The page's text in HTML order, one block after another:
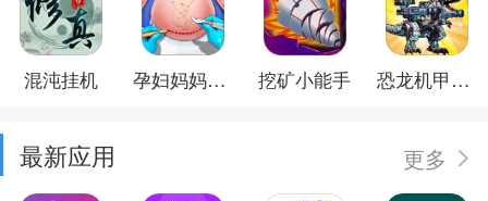
混沌挂机 孕妇妈妈日记 挖矿小能手 恐龙机甲射手
最新应用 更多